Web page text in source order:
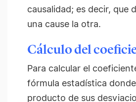
causalidad; es decir, que
una cause la otra.
Cálculo del
Para calcular el
fórmula estadística
producto de sus